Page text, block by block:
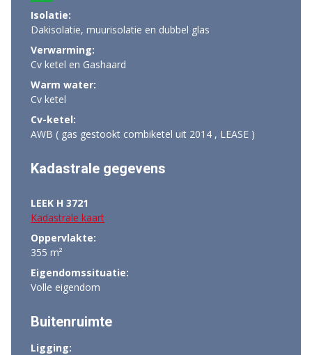
Isolatie:
Dakisolatie, muurisolatie en dubbel glas
Verwarming:
Cv ketel en Gashaard
Warm water:
Cv ketel
Cv-ketel:
AWB ( gas gestookt combiketel uit 2014 , LEASE )
Kadastrale gegevens
LEEK H 3721
Kadastrale kaart
Oppervlakte:
355 m²
Eigendomssituatie:
Volle eigendom
Buitenruimte
Ligging: